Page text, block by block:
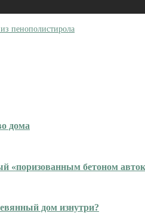
пенополистирола
дома
«поризованным бетоном
дом изнутри?